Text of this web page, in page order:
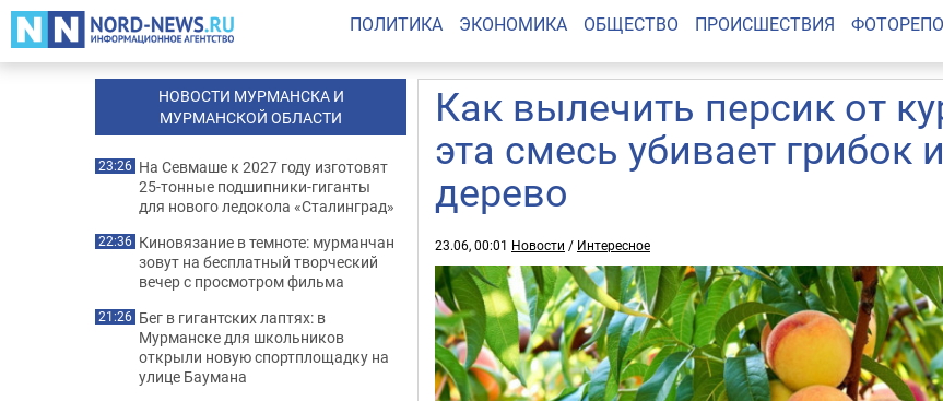
ПОЛИТИКА ЭКОНОМИКА ОБЩЕСТВО ПРОИСШЕСТВИЯ
Как вылечить персик от
эта смесь убивает грибок
дерево
23.06, 00:01 Новости / Интересное
НОВОСТИ МУРМАНСКА И
МУРМАНСКОЙ ОБЛАСТИ
23:26 На Севмаше к 2027 году изготовят
25-тонные подшипники-гиганты
для нового ледокола «Сталинград»
22:36 Киновязание в темноте: мурманчан
зовут на бесплатный творческий
вечер с просмотром фильма
21:26 Бег в гигантских лаптях: в
Мурманске для школьников
открыли новую спортплощадку на
улице Баумана